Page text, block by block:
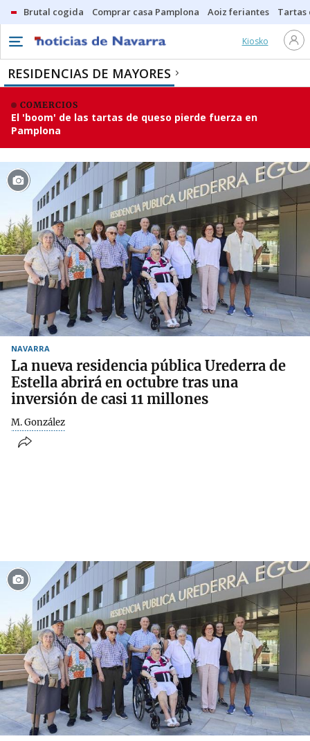
Brutal cogida Comprar casa Pamplona Aoiz feriantes Tartas
Kiosko
RESIDENCIAS DE MAYORES
COMERCIOS
El 'boom' de las tartas de queso pierde fuerza en
Pamplona
NAVARRA
La nueva residencia pública Urederra de
Estella abrirá en octubre tras una
inversión de casi 11 millones
M. González